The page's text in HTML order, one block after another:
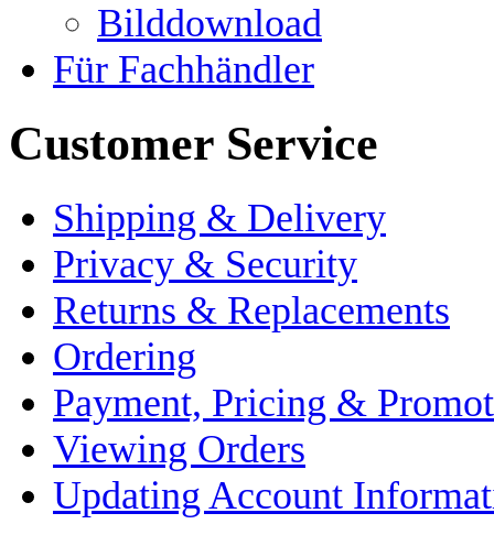
Bilddownload
Für Fachhändler
Customer Service
Shipping & Delivery
Privacy & Security
Returns & Replacements
Ordering
Payment, Pricing &
Viewing Orders
Updating Account